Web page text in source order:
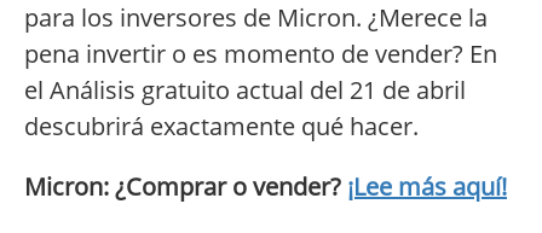
para los inversores de Micron. ¿Merece la
pena invertir o es momento de vender? En
el Análisis gratuito actual del 21 de abril
descubrirá exactamente qué hacer.
Micron: ¿Comprar o vender? ¡Lee más aquí!